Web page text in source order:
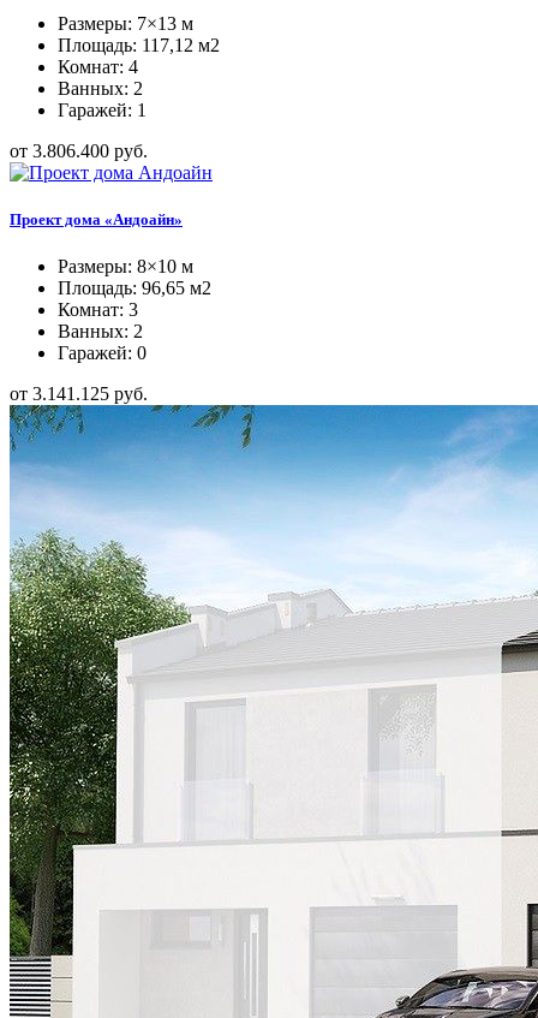
Размеры: 7×13 м
Площадь: 117,12 м2
Комнат: 4
Ванных: 2
Гаражей: 1
от 3.806.400 руб.
Проект дома «Андоайн»
Размеры: 8×10 м
Площадь: 96,65 м2
Комнат: 3
Ванных: 2
Гаражей: 0
от 3.141.125 руб.